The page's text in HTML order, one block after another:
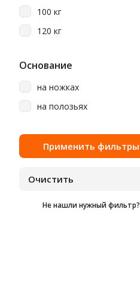
100 кг
120 кг
Основание
на ножках
на полозьях
Не нашли нужный фильтр?